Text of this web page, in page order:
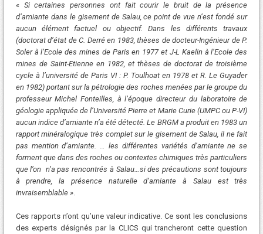
« Si certaines personnes ont fait courir le bruit de la présence
d’amiante dans le gisement de Salau, ce point de vue n’est fondé sur
aucun élément factuel ou objectif. Dans les différents travaux
(doctorat d’état de C. Derré en 1983, thèses de docteur-Ingénieur de P.
Soler à l’Ecole des mines de Paris en 1977 et J-L Kaelin à l’Ecole des
mines de Saint-Etienne en 1982, et thèses de doctorat de troisième
cycle à l’université de Paris VI : P. Toulhoat en 1978 et R. Le Guyader
en 1982) portant sur la pétrologie des roches menées par le groupe du
professeur Michel Fonteilles, à l’époque directeur du laboratoire de
géologie appliquée de l’Université Pierre et Marie Curie (UMPC ou P-VI)
aucun indice d’amiante n’a été détecté. Le BRGM a produit en 1983 un
rapport minéralogique très complet sur le gisement de Salau, il ne fait
pas mention d’amiante. … les différentes variétés d’amiante ne se
forment que dans des roches ou contextes chimiques très particuliers
que l’on n’a pas rencontrés à Salau…si des précautions sont toujours
à prendre, la présence naturelle d’amiante à Salau est très
invraisemblable ».
Ces rapports n’ont qu’une valeur indicative. Ce sont les conclusions
des experts désignés par la CLICS qui trancheront cette question